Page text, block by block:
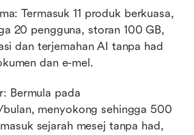
Termasuk 11 produk berkuasa,
20 pengguna, storan 100 GB,
dan terjemahan AI tanpa had
dan e-mel.
Bermula pada
bulan, menyokong sehingga 500
sejarah mesej tanpa had,